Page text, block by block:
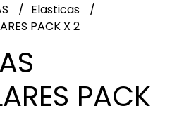
Elasticas
PACK X 2
PACK